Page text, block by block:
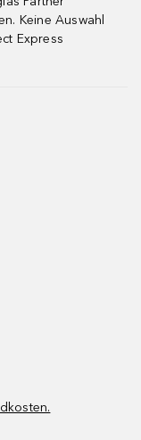
Keine Auswahl
Express